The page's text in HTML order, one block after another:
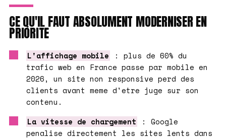
CE QU'IL FAUT ABSOLUMENT MODERNISER EN
PRIORITE
L'affichage mobile
: plus de 60% du
trafic web en France passe par mobile en
2026, un site non responsive perd des
clients avant meme d'etre juge sur son
contenu.
La vitesse de chargement
: Google
penalise directement les sites lents dans